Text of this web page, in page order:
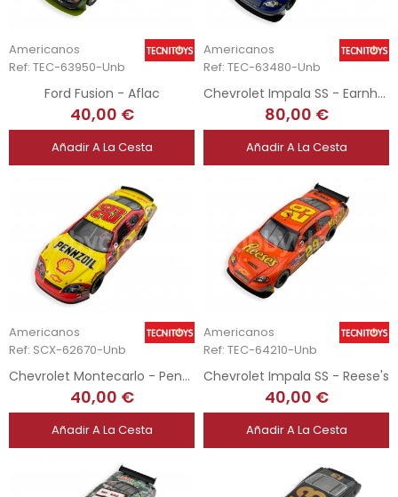
Americanos
Ref: TEC-63950-Unb
Ford Fusion - Aflac
40,00 €
Añadir A La Cesta
Americanos
Ref: TEC-63480-Unb
Chevrolet Impala SS - Earnhardt Jr
80,00 €
Añadir A La Cesta
Americanos
Ref: SCX-62670-Unb
Chevrolet Montecarlo - Pennzoil
40,00 €
Añadir A La Cesta
Americanos
Ref: TEC-64210-Unb
Chevrolet Impala SS - Reese's
40,00 €
Añadir A La Cesta